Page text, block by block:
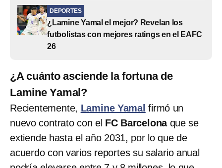
DEPORTES
¿Lamine Yamal el mejor? Revelan los
futbolistas con mejores ratings en el EAFC
26
¿A cuánto asciende la fortuna de
Lamine Yamal?
Recientemente, Lamine Yamal firmó un
nuevo contrato con el FC Barcelonaque se
extiende hasta el año 2031, por lo que de
acuerdo con varios reportes su salario anual